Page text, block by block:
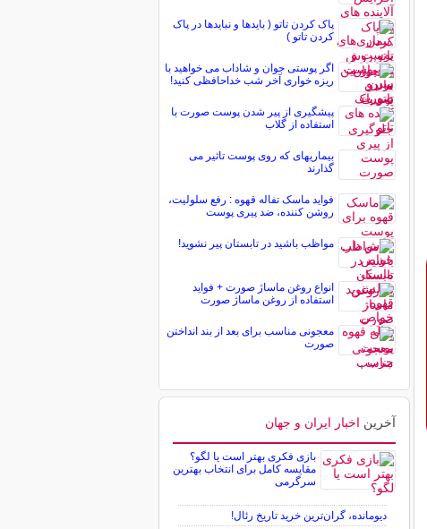
پاک کردن تاتو ( بایدها و نبایدها در پاک
کردن تاتو )
اگر پوستی جوان و شاداب می خواهید با
ریزه خواری آخر شب خداحافظی کنید!
پیشگیری از پیر شدن پوست صورت با
استفاده از گلاب
بیماریهای که روی پوست تاثیر می
گذارند
فواید ماسک تفاله قهوه : رفع سلولیت،
روشن کننده، ضد پیری پوست
مواظب باشید در تابستان پیر نشوید!
انواع روغن ماساژ صورت + فواید
استفاده از روغن ماساژ صورت
معجونی مناسب برای بعد از بند انداختن
صورت
آخرین اخبار ایران و جهان
بازی فکری بهتر است یا لگو؟
مقایسه کامل برای انتخاب بهترین
سرگرمی
دیومانده، گران‌ترین خرید تاریخ رئال!